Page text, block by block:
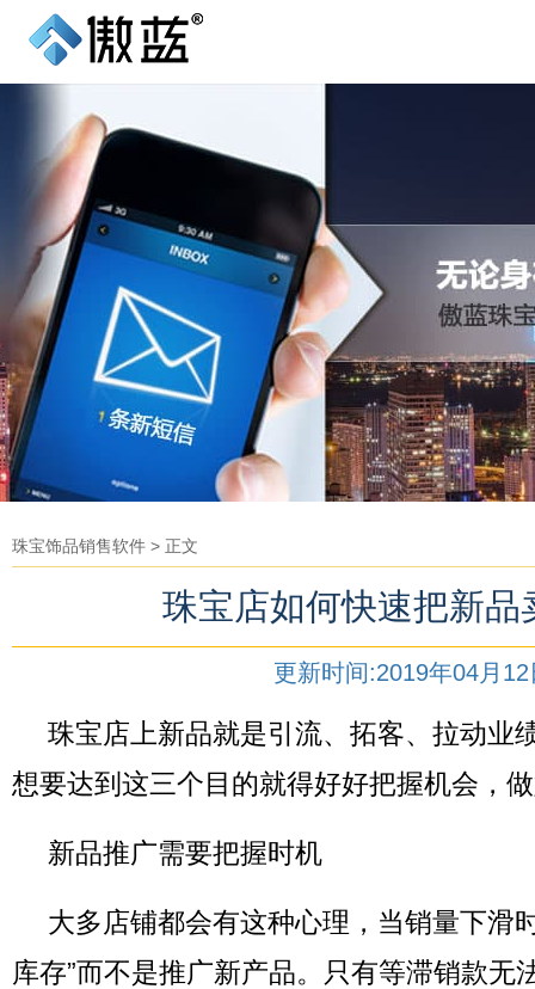
珠宝饰品销售软件 > 正文
珠宝店如何快速把新品
更新时间:2019年04月12
珠宝店上新品就是引流、拓客、拉动业
想要达到这三个目的就得好好把握机会，
新品推广需要把握时机
大多店铺都会有这种心理，当销量下滑
库存”而不是推广新产品。只有等滞销款无